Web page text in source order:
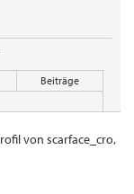
Beiträge
von scarface_cro,